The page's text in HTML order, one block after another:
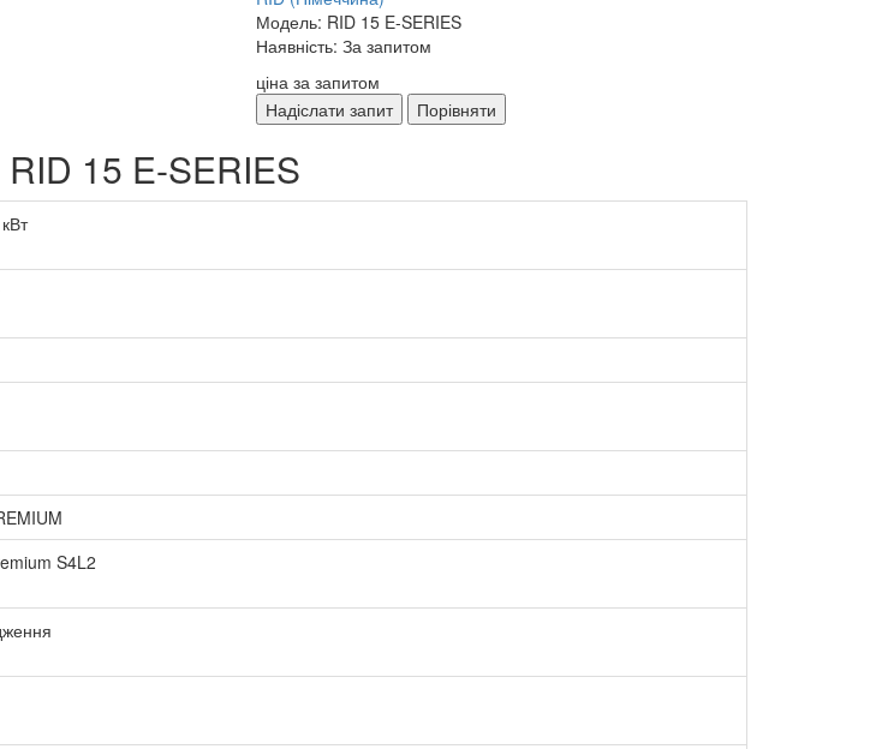
Модель: RID 15 E-SERIES
Наявність: За запитом
ціна за запитом
Надіслати запит
Порівняти
15 E-SERIES
S4L2